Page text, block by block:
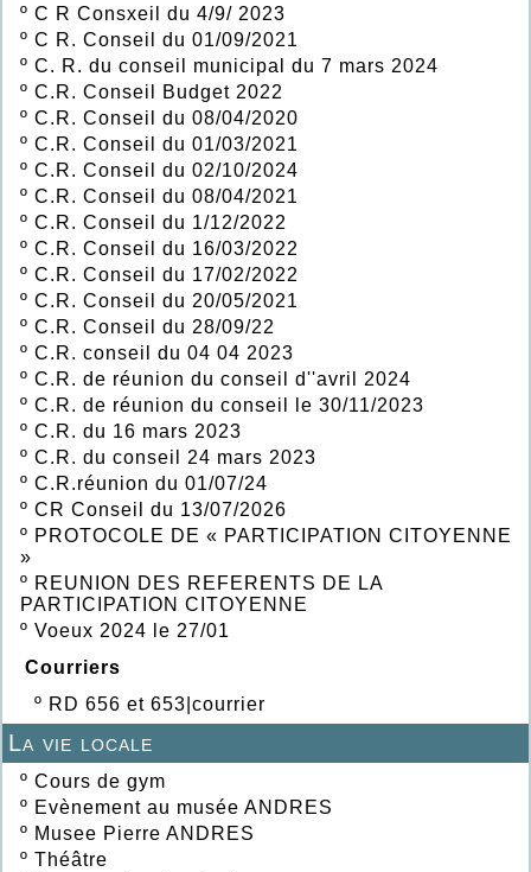
º C R Consxeil du 4/9/ 2023
º C R. Conseil du 01/09/2021
º C. R. du conseil municipal du 7 mars 2024
º C.R. Conseil Budget 2022
º C.R. Conseil du 08/04/2020
º C.R. Conseil du 01/03/2021
º C.R. Conseil du 02/10/2024
º C.R. Conseil du 08/04/2021
º C.R. Conseil du 1/12/2022
º C.R. Conseil du 16/03/2022
º C.R. Conseil du 17/02/2022
º C.R. Conseil du 20/05/2021
º C.R. Conseil du 28/09/22
º C.R. conseil du 04 04 2023
º C.R. de réunion du conseil d''avril 2024
º C.R. de réunion du conseil le 30/11/2023
º C.R. du 16 mars 2023
º C.R. du conseil 24 mars 2023
º C.R.réunion du 01/07/24
º CR Conseil du 13/07/2026
º PROTOCOLE DE « PARTICIPATION CITOYENNE
»
º REUNION DES REFERENTS DE LA
PARTICIPATION CITOYENNE
º Voeux 2024 le 27/01
Courriers
º RD 656 et 653|courrier
La vie locale
º Cours de gym
º Evènement au musée ANDRES
º Musee Pierre ANDRES
º Théâtre